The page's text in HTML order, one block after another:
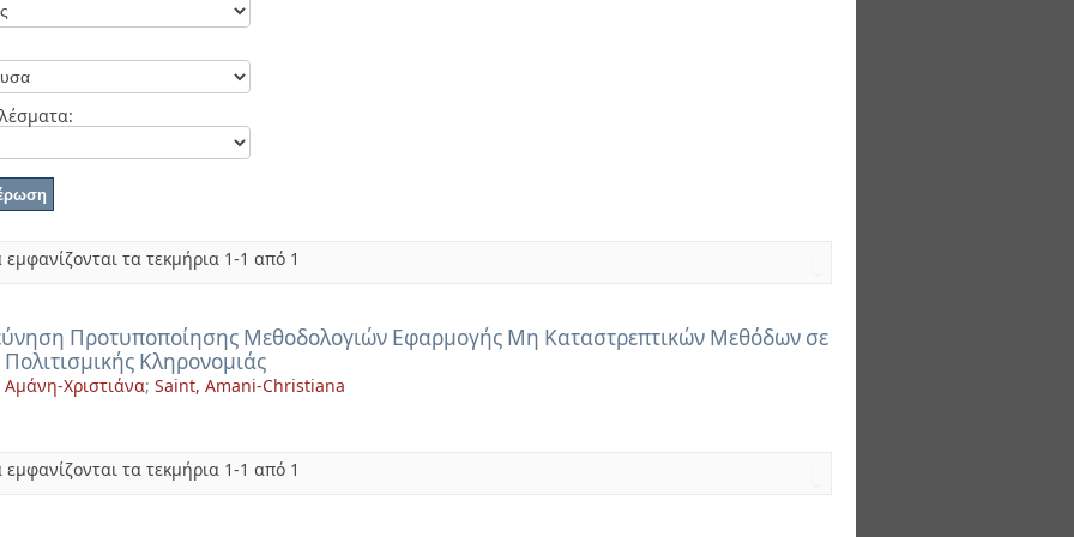
τα τεκμήρια 1-1 από 1
Προτυποποίησης Μεθοδολογιών Εφαρμογής Μη Καταστρεπτικών Μεθόδων σε
Κληρονομιάς
Αμάνη-Χριστιάνα; Saint, Amani-Christiana
τα τεκμήρια 1-1 από 1